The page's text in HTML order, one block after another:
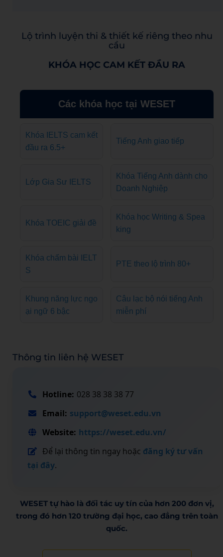
Lộ trình luyện thi & thiết kế riêng theo nhu
cầu
KHÓA HỌC CAM KẾT ĐẦU RA
Các khóa học tại WESET
Khóa IELTS cam kết
đầu ra 6.5+
Tiếng Anh giao tiếp
Lớp Gia Sư IELTS
Khóa Tiếng Anh dành cho
Doanh Nghiệp
Khóa TOEIC giải đề
Khóa học Writing & Spea
king
Khóa chấm bài IELT
S
PTE theo lộ trình 80+
Khung năng lực ngo
ại ngữ 6 bậc
Câu lạc bộ nói tiếng Anh
miễn phí
Thông tin liên hệ WESET
Hotline: 028 38 38 38 77
Email: support@weset.edu.vn
Website: https://weset.edu.vn/
Để lại thông tin ngay hoặc đăng ký tư vấn
tại đây.
WESET tự hào là đối tác uy tín của hơn 200 đơn vị,
trong đó hơn 120 trường đại học, cao đẳng trên toàn
quốc.​